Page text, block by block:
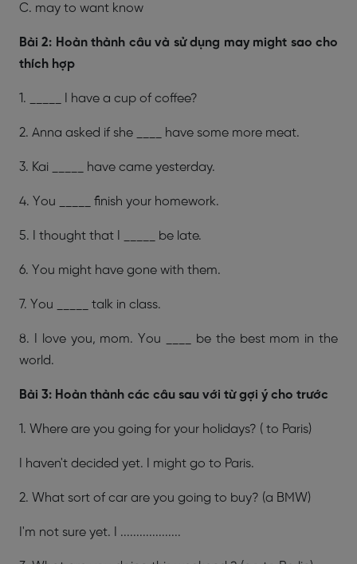
C. may to want know
Bài 2: Hoàn thành câu và sử dụng may might sao cho
thích hợp
1. _____ I have a cup of coffee?
2. Anna asked if she ____ have some more meat.
3. Kai _____ have came yesterday.
4. You _____ finish your homework.
5. I thought that I _____ be late.
6. You might have gone with them.
7. You _____ talk in class.
8. I love you, mom. You ____ be the best mom in the
world.
Bài 3: Hoàn thành các câu sau với từ gợi ý cho trước
1. Where are you going for your holidays? ( to Paris)
I haven't decided yet. I might go to Paris.
2. What sort of car are you going to buy? (a BMW)
I'm not sure yet. I ...................